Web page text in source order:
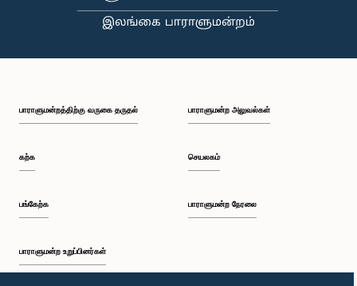
பாராளுமன்றத்திற்கு வருகை தருதல்
கற்க
பங்கேற்க
பாராளுமன்ற உறுப்பினர்கள்
பாராளுமன்ற அலுவல்கள்
செயலகம்
பாராளுமன்ற நேரலை